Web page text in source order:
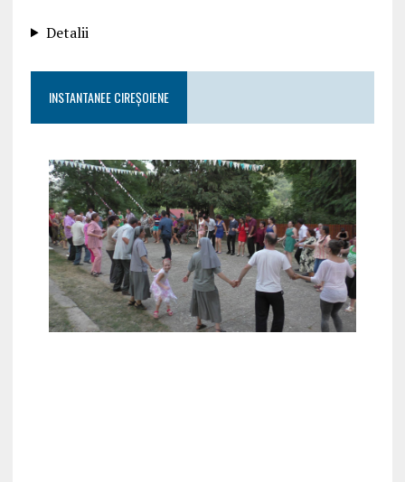
Detalii
INSTANTANEE CIREȘOIENE